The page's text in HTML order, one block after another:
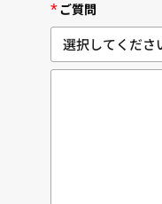
*ご質問